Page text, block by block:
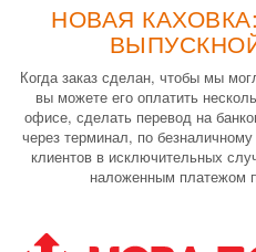
НОВАЯ
Когда заказ сделан, чтобы мы
вы можете его оплатить
офисе, сделать перевод на
через терминал, по
клиентов в исключительных
наложенным платежом